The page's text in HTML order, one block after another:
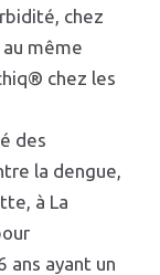
chez
même
chez les
des
la dengue,
à La
ans ayant un